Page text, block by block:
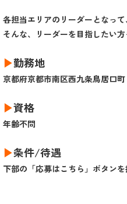
各担当エリアのリーダーとなっ
そんな、リーダーを目指したい
▶勤務地
京都府京都市南区西九条鳥居口
▶資格
年齢不問
▶条件/待遇
下部の「応募はこちら」ボタンを